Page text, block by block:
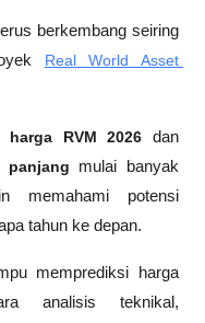
berkembang seiring
Real World Asset
harga RVM 2026 dan
panjang mulai banyak
memahami potensi
tahun ke depan.
memprediksi harga
analisis teknikal,